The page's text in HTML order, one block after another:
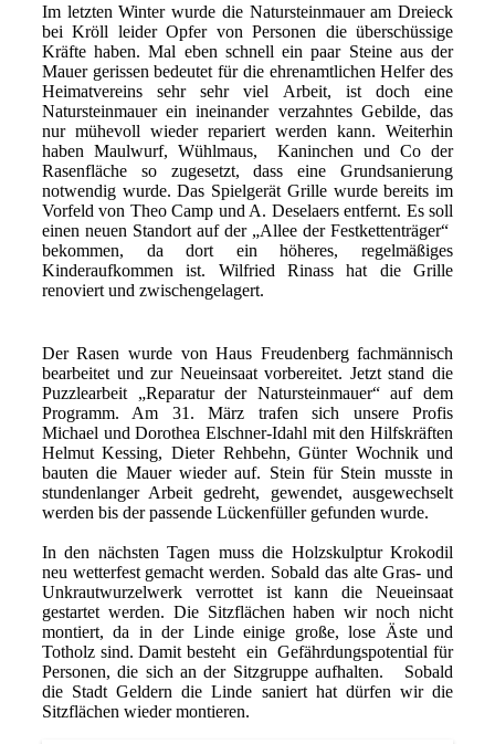
Im letzten Winter wurde die Natursteinmauer am Dreieck
bei Kröll leider Opfer von Personen die überschüssige
Kräfte haben. Mal eben schnell ein paar Steine aus der
Mauer gerissen bedeutet für die ehrenamtlichen Helfer des
Heimatvereins sehr sehr viel Arbeit, ist doch eine
Natursteinmauer ein ineinander verzahntes Gebilde, das
nur mühevoll wieder repariert werden kann. Weiterhin
haben Maulwurf, Wühlmaus, Kaninchen und Co der
Rasenfläche so zugesetzt, dass eine Grundsanierung
notwendig wurde. Das Spielgerät Grille wurde bereits im
Vorfeld von Theo Camp und A. Deselaers entfernt. Es soll
einen neuen Standort auf der „Allee der Festkettenträger“
bekommen, da dort ein höheres, regelmäßiges
Kinderaufkommen ist. Wilfried Rinass hat die Grille
renoviert und zwischengelagert.
Der Rasen wurde von Haus Freudenberg fachmännisch
bearbeitet und zur Neueinsaat vorbereitet. Jetzt stand die
Puzzlearbeit „Reparatur der Natursteinmauer“ auf dem
Programm. Am 31. März trafen sich unsere Profis
Michael und Dorothea Elschner-Idahl mit den Hilfskräften
Helmut Kessing, Dieter Rehbehn, Günter Wochnik und
bauten die Mauer wieder auf. Stein für Stein musste in
stundenlanger Arbeit gedreht, gewendet, ausgewechselt
werden bis der passende Lückenfüller gefunden wurde.
In den nächsten Tagen muss die Holzskulptur Krokodil
neu wetterfest gemacht werden. Sobald das alte Gras- und
Unkrautwurzelwerk verrottet ist kann die Neueinsaat
gestartet werden. Die Sitzflächen haben wir noch nicht
montiert, da in der Linde einige große, lose Äste und
Totholz sind. Damit besteht ein Gefährdungspotential für
Personen, die sich an der Sitzgruppe aufhalten. Sobald
die Stadt Geldern die Linde saniert hat dürfen wir die
Sitzflächen wieder montieren.